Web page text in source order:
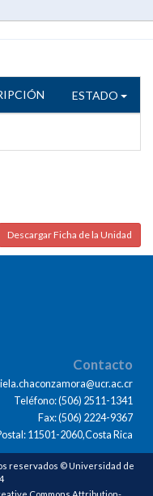
ESTADO
Descargar Ficha de la Unidad
Contacto
Teléfono: (506) 2511-1341
Fax: (506) 2224-9367
11501-2060,Costa Rica
reservados © Universidad de